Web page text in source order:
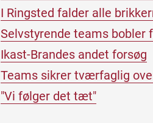
I Ringsted falder alle
Selvstyrende teams bobler
Ikast-Brandes andet forsøg
Teams sikrer tværfaglig
"Vi følger det tæt"